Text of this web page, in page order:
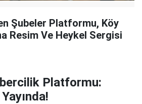
Şubeler Platformu, Köy
Resim Ve Heykel Sergisi
Platformu: